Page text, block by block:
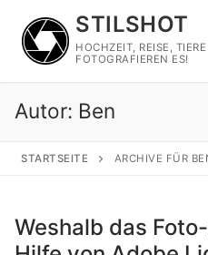
Inhalt
springen
STILSHOT
HOCHZEIT, REISE,
FOTOGRAFIEREN ES!
Autor: Ben
STARTSEITE ARCHIVE FÜR
Weshalb das